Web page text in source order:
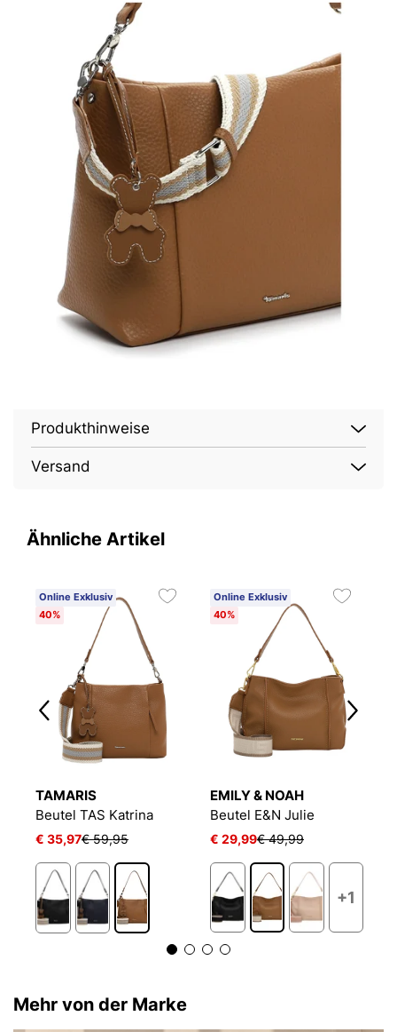
Produkthinweise
Versand
Ähnliche Artikel
Online Exklusiv
40%
TAMARIS
Beutel TAS Katrina
€ 35,97€ 59,95
Online Exklusiv
40%
EMILY & NOAH
Beutel E&N Julie
€ 29,99€ 49,99
+1
Mehr von der Marke